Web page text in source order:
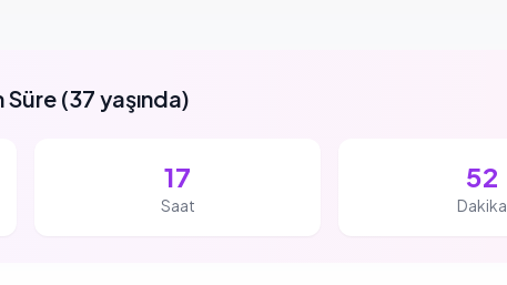
Süre(37 yaşında)
17
Saat
52
Dakika